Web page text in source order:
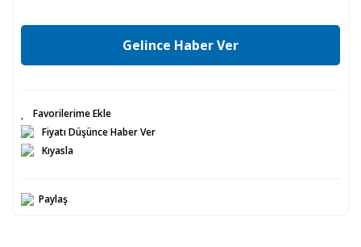
Gelince Haber Ver
Fiyatı Düşünce Haber Ver
Kıyasla
Paylaş